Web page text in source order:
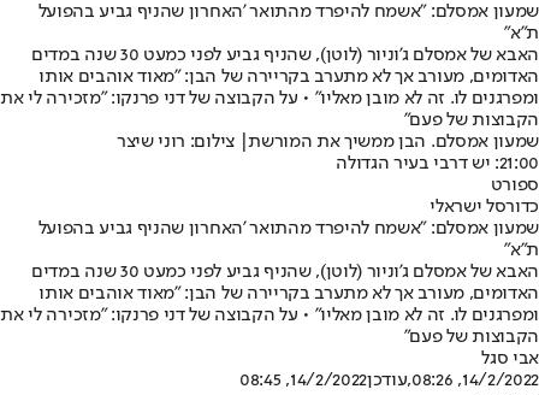
שמעון אמסלם: "אשמח להיפרד מהתואר 'האחרון שהניף גביע בהפועל
ת"א"
האבא של אמסלם ג'וניור (לוטן), שהניף גביע לפני כמעט 30 שנה במדים
האדומים, מעורב אך לא מתערב בקריירה של הבן: "מאוד אוהבים אותו
ומפרגנים לו. זה לא מובן מאליו" • על הקבוצה של דני פרנקו: "מזכירה לי את
הקבוצות של פעם"
שמעון אמסלם. הבן ממשיך את המורשת| צילום: רוני שיצר
21:00: יש דרבי בעיר הגדולה
ספורט
כדורסל ישראלי
שמעון אמסלם: "אשמח להיפרד מהתואר 'האחרון שהניף גביע בהפועל
ת"א"
האבא של אמסלם ג'וניור (לוטן), שהניף גביע לפני כמעט 30 שנה במדים
האדומים, מעורב אך לא מתערב בקריירה של הבן: "מאוד אוהבים אותו
ומפרגנים לו. זה לא מובן מאליו" • על הקבוצה של דני פרנקו: "מזכירה לי את
הקבוצות של פעם"
אבי סגל
14/2/2022, 08:26
,עודכן14/2/2022, 08:45